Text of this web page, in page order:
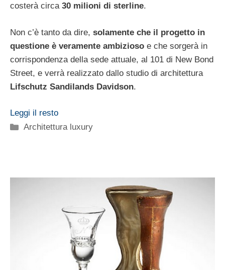
costerà circa 30 milioni di sterline.
Non c’è tanto da dire, solamente che il progetto in
questione è veramente ambizioso e che sorgerà in
corrispondenza della sede attuale, al 101 di New Bond
Street, e verrà realizzato dallo studio di architettura
Lifschutz Sandilands Davidson.
Leggi il resto
Categorie
Architettura luxury